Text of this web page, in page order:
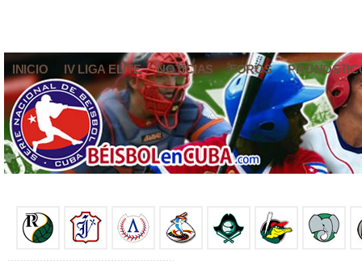
INICIO IV LIGA ELITE NOTICIAS FOROS